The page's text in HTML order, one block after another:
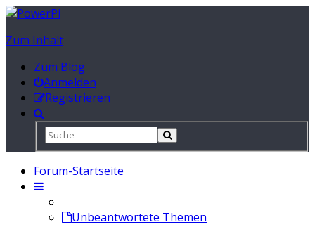
Zum Inhalt
Zum Blog
Anmelden
Registrieren
Forum-Startseite
Unbeantwortete Themen